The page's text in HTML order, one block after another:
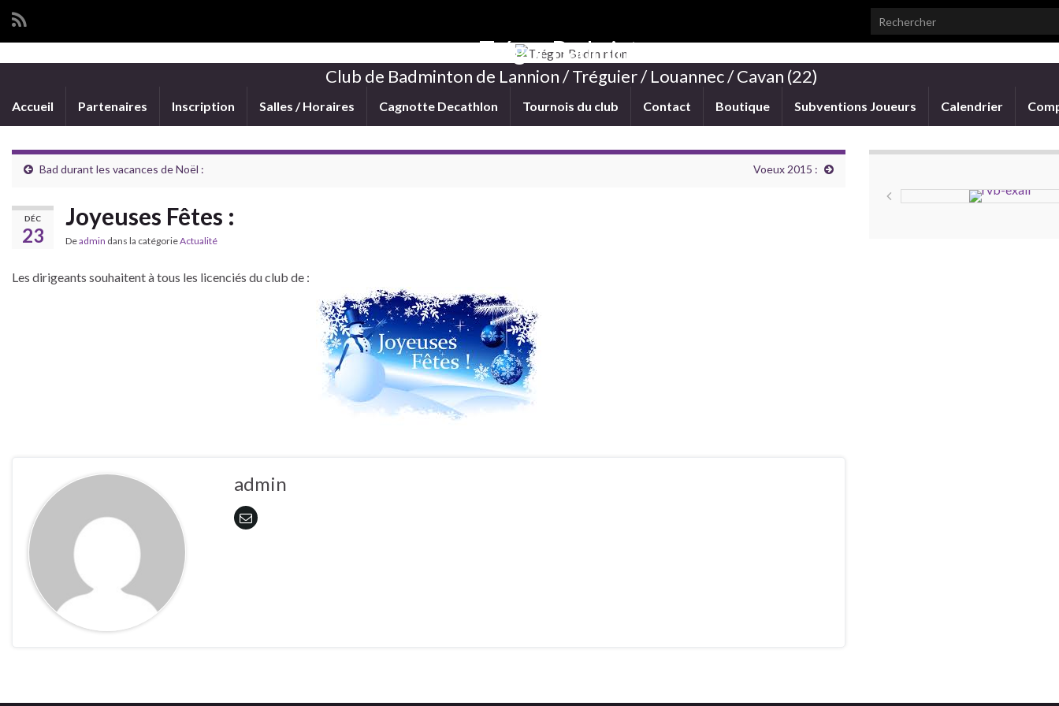
Search for:
Trégor Badminton
Club de Badminton de Lannion / Tréguier / Louannec / Cavan (22)
Accueil Partenaires Inscription Salles / Horaires Cagnotte Decathlon Tournois du club Contact Boutique Subventions Joueurs Calendrier
Bad durant les vacances de Noël : Voeux 2015 :
DÉC
23
Joyeuses Fêtes :
Deadmin dans la catégorieActualité
Les dirigeants souhaitent à tous les licenciés du club de :
admin